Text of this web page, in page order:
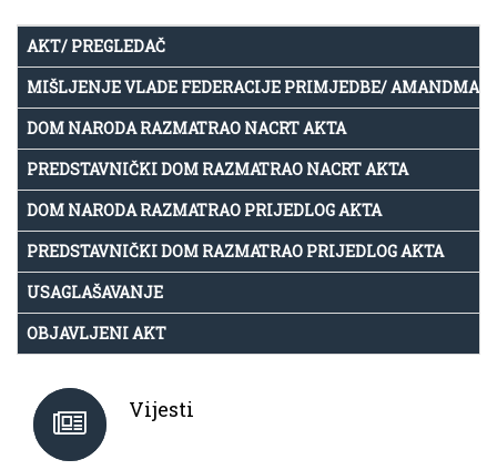
AKT/ PREGLEDAČ
MIŠLJENJE VLADE FEDERACIJE PRIMJEDBE/
DOM NARODA RAZMATRAO NACRT AKTA
PREDSTAVNIČKI DOM RAZMATRAO NACRT AKTA
DOM NARODA RAZMATRAO PRIJEDLOG AKTA
PREDSTAVNIČKI DOM RAZMATRAO PRIJEDLOG AKTA
USAGLAŠAVANJE
OBJAVLJENI AKT
Vijesti